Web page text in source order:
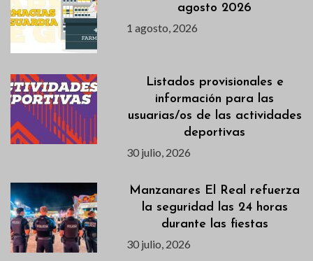
agosto 2026
1 agosto, 2026
Listados provisionales e
información para las
usuarias/os de las actividades
deportivas
30 julio, 2026
Manzanares El Real refuerza
la seguridad las 24 horas
durante las fiestas
30 julio, 2026